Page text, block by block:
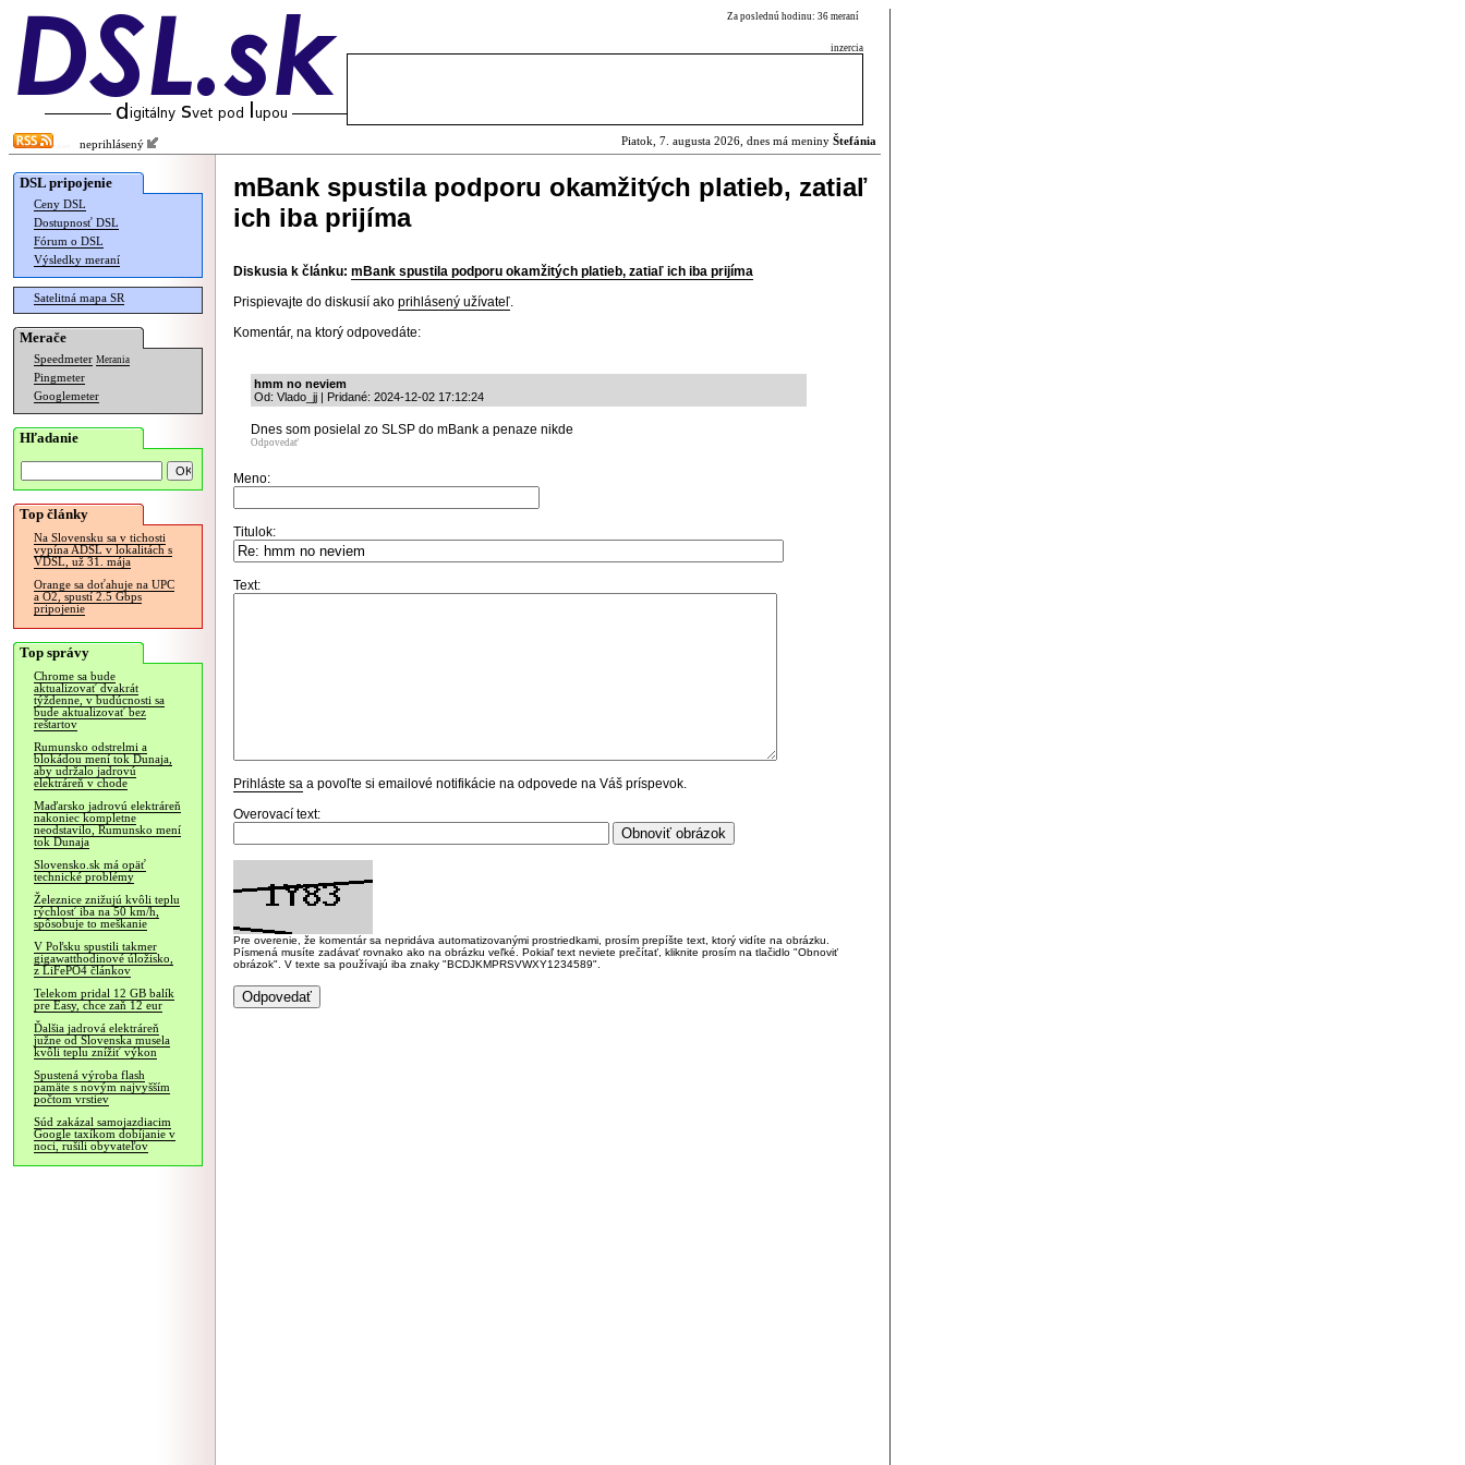
Za poslednú hodinu: 36 meraní
inzercia
neprihlásený Piatok, 7. augusta 2026, dnes má meniny Štefánia
DSL pripojenie
Ceny DSL
Dostupnosť DSL
Fórum o DSL
Výsledky meraní
Satelitná mapa SR
Merače
Speedmeter Merania
Pingmeter
Googlemeter
Hľadanie
Top články
Na Slovensku sa v tichosti
vypína ADSL v lokalitách s
VDSL, už 31. mája
Orange sa doťahuje na UPC
a O2, spustí 2.5 Gbps
pripojenie
Top správy
Chrome sa bude
aktualizovať dvakrát
týždenne, v budúcnosti sa
bude aktualizovať bez
reštartov
Rumunsko odstrelmi a
blokádou mení tok Dunaja,
aby udržalo jadrovú
elektráreň v chode
Maďarsko jadrovú elektráreň
nakoniec kompletne
neodstavilo, Rumunsko mení
tok Dunaja
Slovensko.sk má opäť
technické problémy
Železnice znižujú kvôli teplu
rýchlosť iba na 50 km/h,
spôsobuje to meškanie
V Poľsku spustili takmer
gigawatthodinové úložisko,
z LiFePO4 článkov
Telekom pridal 12 GB balík
pre Easy, chce zaň 12 eur
Ďalšia jadrová elektráreň
južne od Slovenska musela
kvôli teplu znížiť výkon
Spustená výroba flash
pamäte s novým najvyšším
počtom vrstiev
Súd zakázal samojazdiacim
Google taxíkom dobíjanie v
noci, rušili obyvateľov
mBank spustila podporu okamžitých platieb, zatiaľ
ich iba prijíma
Diskusia k článku: mBank spustila podporu okamžitých platieb, zatiaľ ich iba prijíma
Prispievajte do diskusií ako prihlásený užívateľ.
Komentár, na ktorý odpovedáte:
hmm no neviem
Od: Vlado_jj | Pridané: 2024-12-02 17:12:24
Dnes som posielal zo SLSP do mBank a penaze nikde
Odpovedať
Meno:
Titulok:
Text:
Prihláste sa a povoľte si emailové notifikácie na odpovede na Váš príspevok.
Overovací text:
Pre overenie, že komentár sa nepridáva automatizovanými prostriedkami, prosím prepíšte text, ktorý vidíte na obrázku.
Písmená musíte zadávať rovnako ako na obrázku veľké. Pokiaľ text neviete prečítať, kliknite prosím na tlačidlo "Obnoviť
obrázok". V texte sa používajú iba znaky "BCDJKMPRSVWXY1234589".